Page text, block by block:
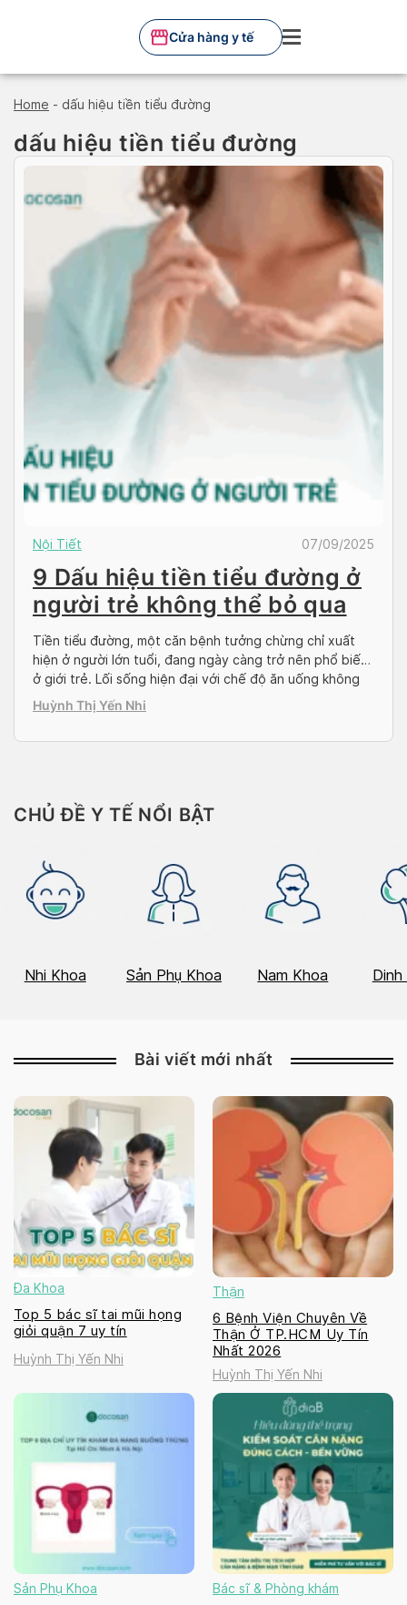
Cửa hàng y tế
Home - dấu hiệu tiền tiểu đường
dấu hiệu tiền tiểu đường
Nội Tiết 07/09/2025
9 Dấu hiệu tiền tiểu đường ở
người trẻ không thể bỏ qua
Tiền tiểu đường, một căn bệnh tưởng chừng chỉ xuất
hiện ở người lớn tuổi, đang ngày càng trở nên phổ biến
ở giới trẻ. Lối sống hiện đại với chế độ ăn uống không
lành mạnh, ít vận động và căng thẳng kéo dài đã khiến
nhiều người trẻ đối mặt với nguy này. […]
Huỳnh Thị Yến Nhi
CHỦ ĐỀ Y TẾ NỔI BẬT
Nhi Khoa Sản Phụ Khoa Nam Khoa Dinh
Bài viết mới nhất
Đa Khoa
Top 5 bác sĩ tai mũi họng
giỏi quận 7 uy tín
Huỳnh Thị Yến Nhi
Thận
6 Bệnh Viện Chuyên Về
Thận Ở TP.HCM Uy Tín
Nhất 2026
Huỳnh Thị Yến Nhi
Sản Phụ Khoa Bác sĩ & Phòng khám